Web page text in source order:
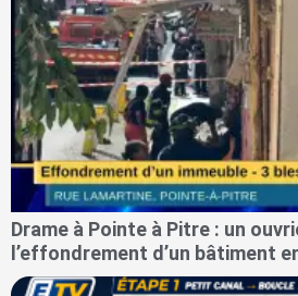
Drame à Pointe à Pitre : un
l’effondrement d’un bâtiment